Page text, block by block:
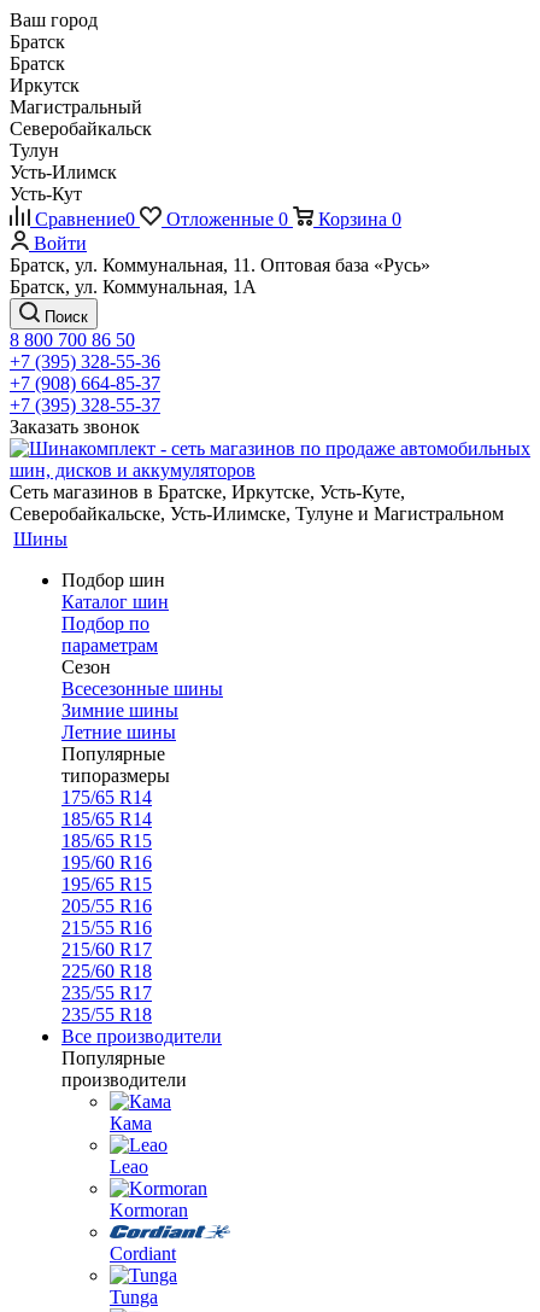
Ваш город
Братск
Братск
Иркутск
Магистральный
Северобайкальск
Тулун
Усть-Илимск
Усть-Кут
Сравнение0 Отложенные 0 Корзина 0
Войти
Братск, ул. Коммунальная, 11. Оптовая база «Русь»
Братск, ул. Коммунальная, 1А
Поиск
8 800 700 86 50
+7 (395) 328-55-36
+7 (908) 664-85-37
+7 (395) 328-55-37
Заказать звонок
Сеть магазинов в Братске, Иркутске, Усть-Куте,
Северобайкальске, Усть-Илимске, Тулуне и Магистральном
Шины
Подбор шин
Каталог шин
Подбор по
параметрам
Сезон
Всесезонные шины
Зимние шины
Летние шины
Популярные
типоразмеры
175/65 R14
185/65 R14
185/65 R15
195/60 R16
195/65 R15
205/55 R16
215/55 R16
215/60 R17
225/60 R18
235/55 R17
235/55 R18
Все производители
Популярные
производители
Кама
Leao
Kormoran
Cordiant
Tunga